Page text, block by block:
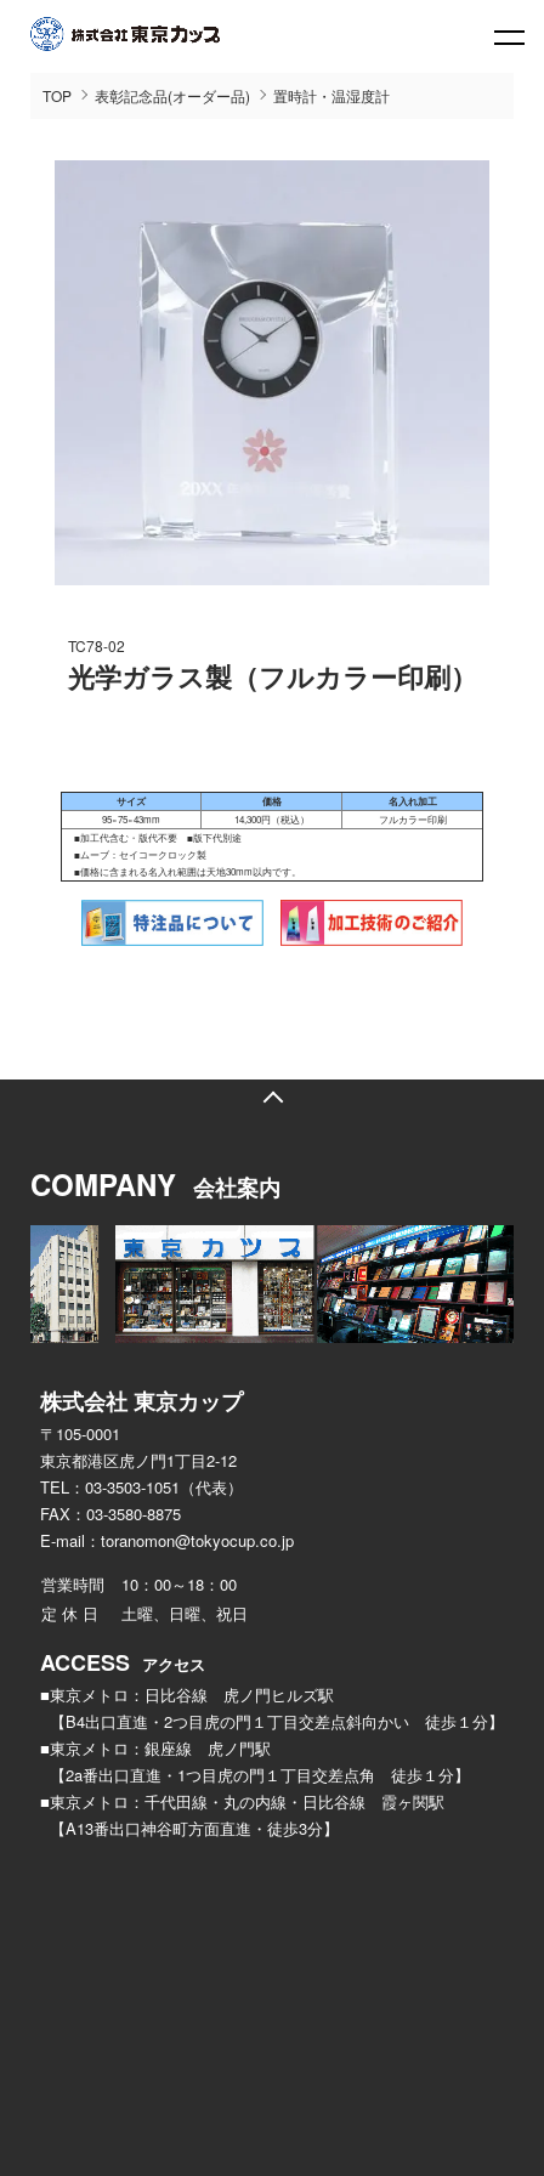
TOP 表彰記念品(オーダー品) 置時計・温湿度計
TC78-02
光学ガラス製（フルカラー印刷）
サイズ 価格
名入れ加工
95×75×43mm
14,300円（税込）
フルカラー印刷
■加工代含む・版代不要 ■版下代別途
■ムーブ：セイコークロック製
■価格に含まれる名入れ範囲は天地30mm以内です。
COMPANY 会社案内
株式会社 東京カップ
〒105-0001
東京都港区虎ノ門1丁目2-12
TEL：03-3503-1051（代表）
FAX：03-3580-8875
E-mail： toranomon@tokyocup.co.jp
営業時間
10：00～18：00
定 休 日
土曜、日曜、祝日
ACCESS アクセス
■東京メトロ：日比谷線 虎ノ門ヒルズ駅
【B4出口直進・2つ目虎の門１丁目交差点斜向かい 徒歩１分】
■東京メトロ：銀座線 虎ノ門駅
【2a番出口直進・1つ目虎の門１丁目交差点角 徒歩１分】
■東京メトロ：千代田線・丸の内線・日比谷線 霞ヶ関駅
【A13番出口神谷町方面直進・徒歩3分】